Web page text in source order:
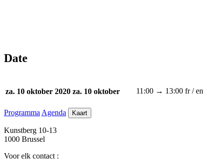
Date
za. 10 oktober 2020 za. 10 oktober 11:00 → 13:00 fr / en
Programma Agenda Kaart
Kunstberg 10-13
1000 Brussel
Voor elk contact :